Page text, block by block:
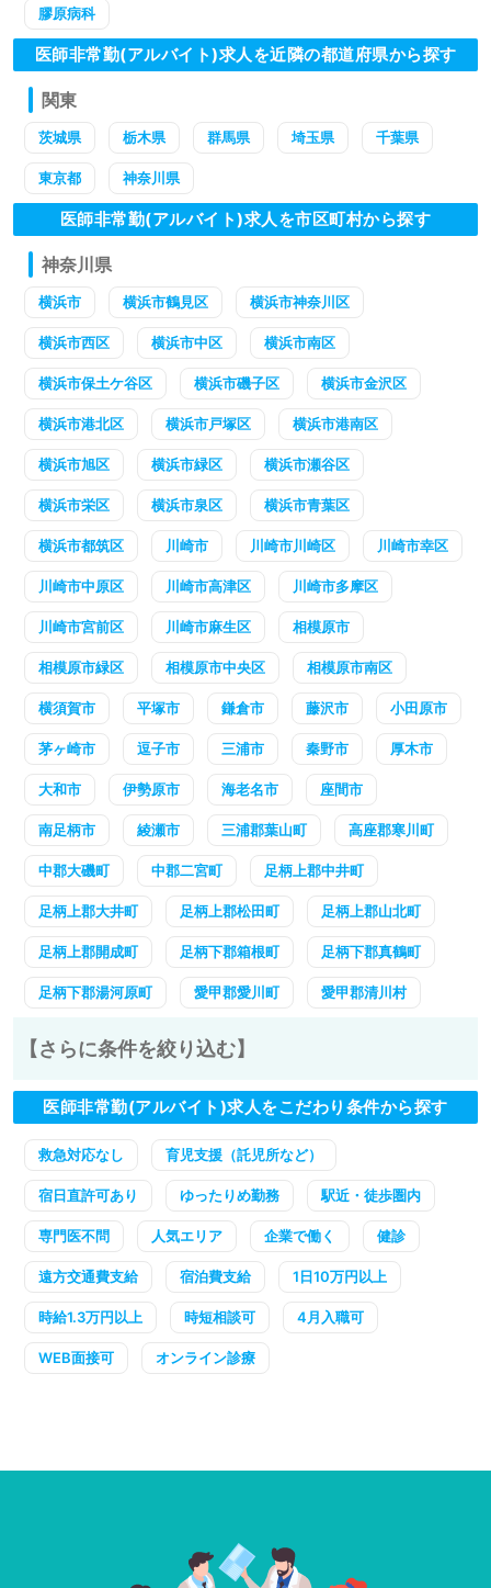
膠原病科
医師非常勤(アルバイト)求人を近隣の都道府県から探す
関東
茨城県 栃木県 群馬県 埼玉県 千葉県
東京都 神奈川県
医師非常勤(アルバイト)求人を市区町村から探す
神奈川県
横浜市 横浜市鶴見区 横浜市神奈川区
横浜市西区 横浜市中区 横浜市南区
横浜市保土ケ谷区 横浜市磯子区 横浜市金沢区
横浜市港北区 横浜市戸塚区 横浜市港南区
横浜市旭区 横浜市緑区 横浜市瀬谷区
横浜市栄区 横浜市泉区 横浜市青葉区
横浜市都筑区 川崎市 川崎市川崎区 川崎市幸区
川崎市中原区 川崎市高津区 川崎市多摩区
川崎市宮前区 川崎市麻生区 相模原市
相模原市緑区 相模原市中央区 相模原市南区
横須賀市 平塚市 鎌倉市 藤沢市 小田原市
茅ヶ崎市 逗子市 三浦市 秦野市 厚木市
大和市 伊勢原市 海老名市 座間市
南足柄市 綾瀬市 三浦郡葉山町 高座郡寒川町
中郡大磯町 中郡二宮町 足柄上郡中井町
足柄上郡大井町 足柄上郡松田町 足柄上郡山北町
足柄上郡開成町 足柄下郡箱根町 足柄下郡真鶴町
足柄下郡湯河原町 愛甲郡愛川町 愛甲郡清川村
【さらに条件を絞り込む】
医師非常勤(アルバイト)求人をこだわり条件から探す
救急対応なし 育児支援（託児所など）
宿日直許可あり ゆったりめ勤務 駅近・徒歩圏内
専門医不問 人気エリア 企業で働く 健診
遠方交通費支給 宿泊費支給 1日10万円以上
時給1.3万円以上 時短相談可 4月入職可
WEB面接可 オンライン診療